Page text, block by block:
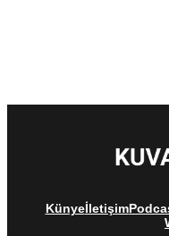
Künyeİletişim